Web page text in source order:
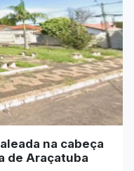
na cabeça
de Araçatuba